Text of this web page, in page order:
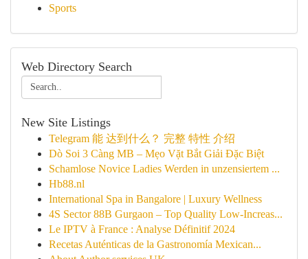
Sports
Web Directory Search
New Site Listings
Telegram 能 达到什么？ 完整 特性 介绍
Dò Soi 3 Càng MB – Mẹo Vặt Bắt Giải Đặc Biệt
Schamlose Novice Ladies Werden in unzensiertem ...
Hb88.nl
International Spa in Bangalore | Luxury Wellness
4S Sector 88B Gurgaon – Top Quality Low-Increas...
Le IPTV à France : Analyse Définitif 2024
Recetas Auténticas de la Gastronomía Mexican...